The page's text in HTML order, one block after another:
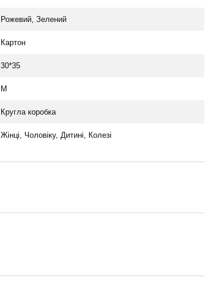
Рожевий, Зелений
Картон
30*35
М
Кругла коробка
Жінці, Чоловіку, Дитині, Колезі